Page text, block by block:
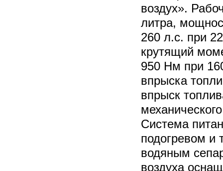
воздух».
литра,
260 л.с. при
крутящий
950 Нм при
впрыска
впрыск
Система
подогревом и
водяным
воздуха